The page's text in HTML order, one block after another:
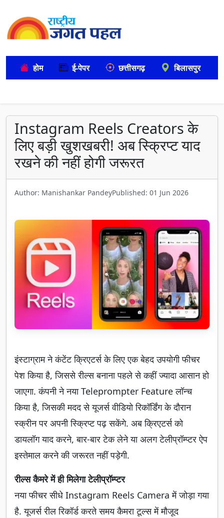
होम ई-पेपर छत्तीसगढ़ बिलासपुर
Instagram Reels Creators के
लिए बड़ी खुशखबरी! अब स्क्रिप्ट याद
रखने की नहीं होगी जरूरत
Author: Manishankar PandeyPublished: 01 Jun 2026
इंस्टाग्राम ने कंटेंट क्रिएटर्स के लिए एक बेहद उपयोगी फीचर
पेश किया है, जिससे रील्स बनाना पहले से कहीं ज्यादा आसान हो
जाएगा. कंपनी ने नया Teleprompter Feature लॉन्च
किया है, जिसकी मदद से यूजर्स वीडियो रिकॉर्डिंग के दौरान
स्क्रीन पर अपनी स्क्रिप्ट पढ़ सकेंगे. अब क्रिएटर्स को
डायलॉग याद करने, बार-बार टेक लेने या अलग टेलीप्रॉम्प्टर ऐप
इस्तेमाल करने की जरूरत नहीं पड़ेगी.
रील्स कैमरे में ही मिलेगा टेलीप्रॉम्प्टर
नया फीचर सीधे Instagram Reels Camera में जोड़ा गया
है. यूजर्स रील रिकॉर्ड करते समय कैमरा टूल्स में मौजूद